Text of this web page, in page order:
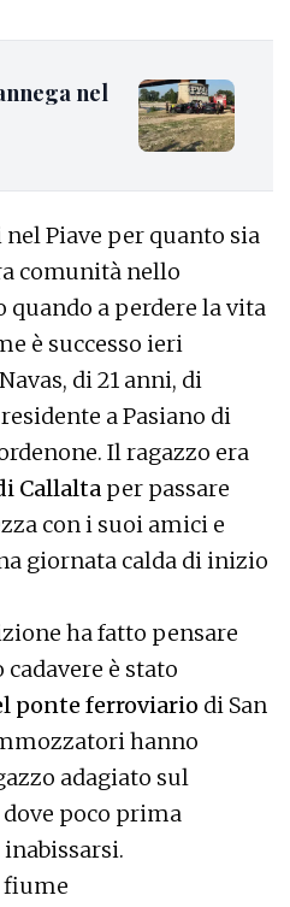
nel
Piave per quanto sia
comunità nello
a perdere la vita
è successo ieri
di 21 anni, di
a Pasiano di
Il ragazzo era
Callalta per passare
con i suoi amici e
giornata calda di inizio
ha fatto pensare
è stato
ponte ferroviario di San
hanno
adagiato sul
poco prima
inabissarsi.
fiume